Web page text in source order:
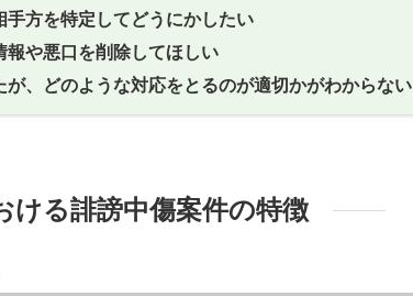
方を特定してどうにかしたい
報や悪口を削除してほしい
、どのような対応をとるのが適切かがわからない
ける誹謗中傷案件の特徴